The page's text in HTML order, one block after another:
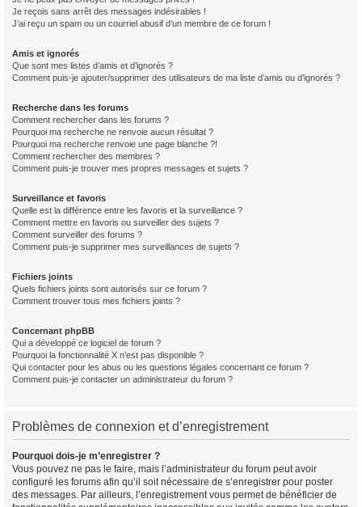
Je reçois sans arrêt des messages indésirables !
J’ai reçu un spam ou un courriel abusif d’un membre de ce forum !
Amis et ignorés
Que sont mes listes d’amis et d’ignorés ?
Comment puis-je ajouter/supprimer des utilisateurs de ma liste d’amis ou d’ignorés ?
Recherche dans les forums
Comment rechercher dans les forums ?
Pourquoi ma recherche ne renvoie aucun résultat ?
Pourquoi ma recherche renvoie une page blanche ?!
Comment rechercher des membres ?
Comment puis-je trouver mes propres messages et sujets ?
Surveillance et favoris
Quelle est la différence entre les favoris et la surveillance ?
Comment mettre en favoris ou surveiller des sujets ?
Comment surveiller des forums ?
Comment puis-je supprimer mes surveillances de sujets ?
Fichiers joints
Quels fichiers joints sont autorisés sur ce forum ?
Comment trouver tous mes fichiers joints ?
Concernant phpBB
Qui a développé ce logiciel de forum ?
Pourquoi la fonctionnalité X n’est pas disponible ?
Qui contacter pour les abus ou les questions légales concernant ce forum ?
Comment puis-je contacter un administrateur du forum ?
Problèmes de connexion et d’enregistrement
Pourquoi dois-je m’enregistrer ?
Vous pouvez ne pas le faire, mais l’administrateur du forum peut avoir
configuré les forums afin qu’il soit nécessaire de s’enregistrer pour poster
des messages. Par ailleurs, l’enregistrement vous permet de bénéficier de